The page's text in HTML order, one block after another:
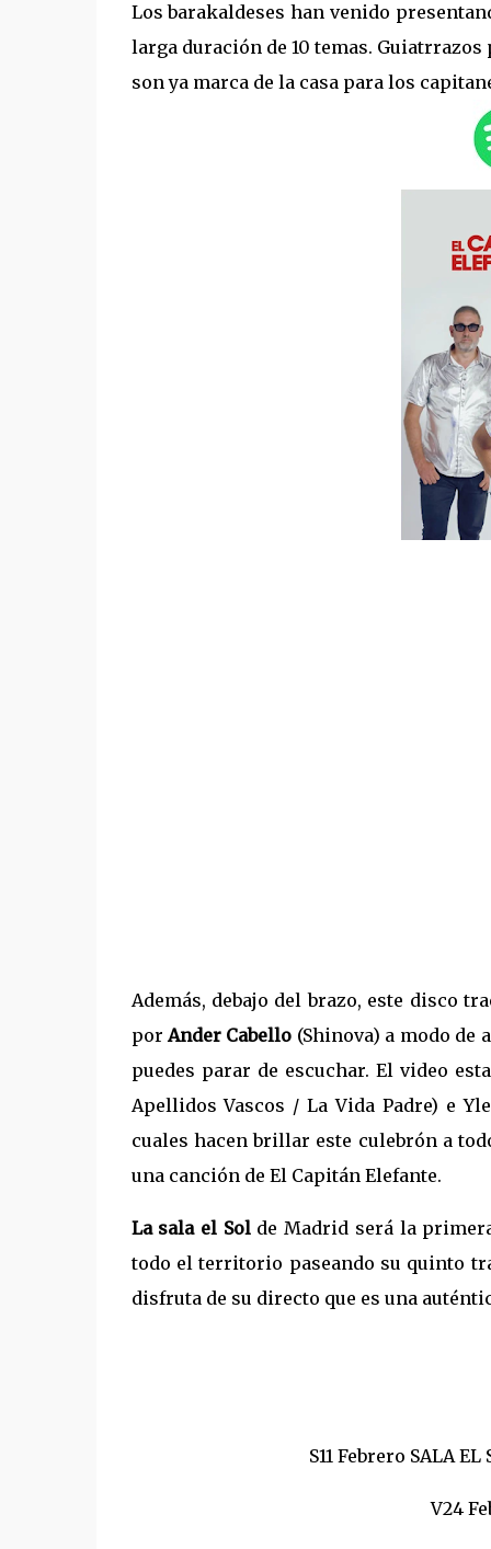
Los barakaldeses han venido
larga duración de 10 temas.
son ya marca de la casa para los
Además, debajo del brazo, este disco
porAnder Cabello (Shinova) a modo de
puedes parar de escuchar. El video
Apellidos Vascos / La Vida Padre) e
cuales hacen brillar este culebrón a
una canción de El Capitán Elefante.
La sala el Solde Madrid será la
todo el territorio paseando su quinto
disfruta de su directo que es una
S11 Febrero SALA
V24